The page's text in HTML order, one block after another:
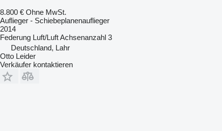
8.800 € Ohne MwSt.
Auflieger - Schiebeplanenauflieger
2014
Federung Luft/LuftAchsenanzahl 3
Deutschland, Lahr
Otto Leider
Verkäufer kontaktieren